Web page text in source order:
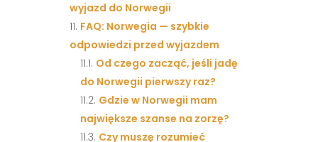
wyjazd do Norwegii
FAQ: Norwegia — szybkie
odpowiedzi przed wyjazdem
Od czego zacząć, jeśli jadę
do Norwegii pierwszy raz?
Gdzie w Norwegii mam
największe szanse na zorzę?
Czy muszę rozumieć